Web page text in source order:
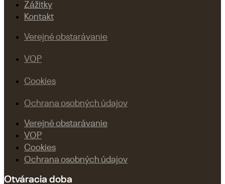
Zážitky
Kontakt
Verejné obstarávanie
VOP
Cookies
Ochrana osobných údajov
Verejné obstarávanie
VOP
Cookies
Ochrana osobných údajov
Otváracia doba